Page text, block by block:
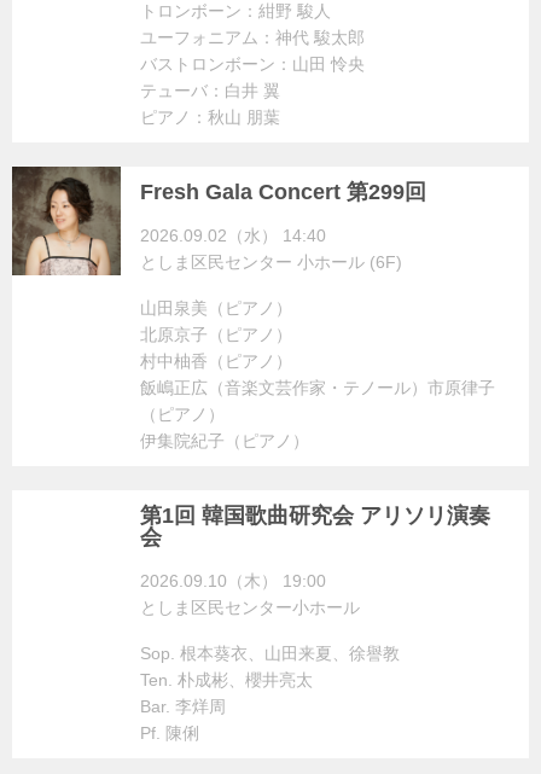
トロンボーン：紺野 駿人
ユーフォニアム：神代 駿太郎
バストロンボーン：山田 怜央
テューバ：白井 翼
ピアノ：秋山 朋葉
Fresh Gala Concert 第299回
2026.09.02（水） 14:40
としま区民センター 小ホール (6F)
山田泉美（ピアノ）
北原京子（ピアノ）
村中柚香（ピアノ）
飯嶋正広（音楽文芸作家・テノール）市原律子
（ピアノ）
伊集院紀子（ピアノ）
第1回 韓国歌曲研究会 アリソリ演奏
会
2026.09.10（木） 19:00
としま区民センター小ホール
Sop. 根本葵衣、山田来夏、徐譽教
Ten. 朴成彬、櫻井亮太
Bar. 李烊周
Pf. 陳俐